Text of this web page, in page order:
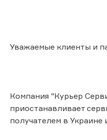
Уважаемые клиенты и
Компания "Курьер
приостанавливает
получателем в